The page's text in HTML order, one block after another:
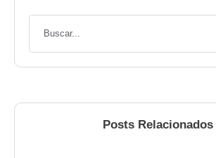
Posts Relacionados